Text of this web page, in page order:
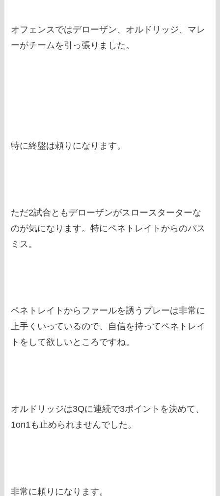
オフェンスではデローザン、オルドリッジ、マレ
ーがチームを引っ張りました。
特に終盤は頼りになります。
ただ2試合ともデローザンがスロースターターな
のが気になります。特にペネトレイトからのパス
ミス。
ペネトレイトからファールを誘うプレーは非常に
上手くいっているので、自信を持ってペネトレイ
トをして欲しいところですね。
オルドリッジは3Qに連続で3ポイントを決めて、
1on1も止められませんでした。
非常に頼りになります。